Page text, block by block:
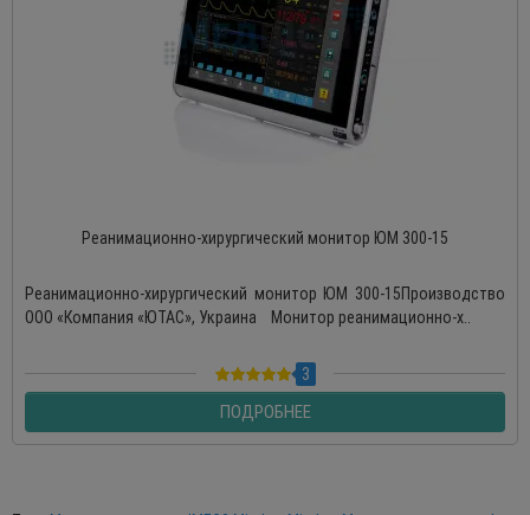
Реанимационно-хирургический монитор ЮМ 300-15
Реанимационно-хирургический монитор ЮМ 300-15Производство
ООО «Компания «ЮТАС», Украина Монитор реанимационно-х..
3
ПОДРОБНЕЕ